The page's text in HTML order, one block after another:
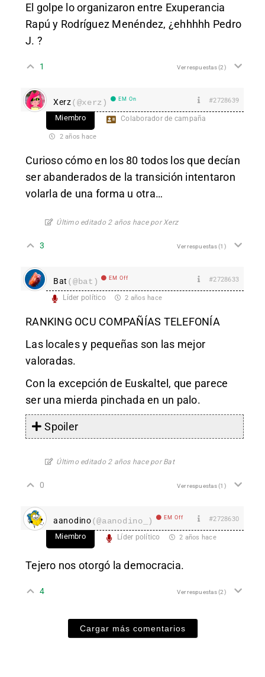
El golpe lo organizaron entre Exuperancia
Rapú y Rodríguez Menéndez, ¿ehhhhh Pedro
J. ?
1 Ver respuestas(2)
Xerz(@xerz) EM On #2728639
Miembro Colaborador de campaña
2 años hace
Curioso cómo en los 80 todos los que decían
ser abanderados de la transición intentaron
volarla de una forma u otra…
Último editado 2 años hace por Xerz
3 Ver respuestas(1)
Bat (@bat) EM Off #2728633
Líder político 2 años hace
RANKING OCU COMPAÑÍAS TELEFONÍA
Las locales y pequeñas son las mejor
valoradas.
Con la excepción de Euskaltel, que parece
ser una mierda pinchada en un palo.
Spoiler
Último editado 2 años hace por Bat
0 Ver respuestas(1)
aanodino(@aanodino_) EM Off #2728630
Miembro Líder político 2 años hace
Tejero nos otorgó la democracia.
4 Ver respuestas(2)
Cargar más comentarios